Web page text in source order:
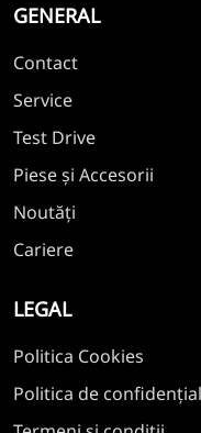
GENERAL
Contact
Service
Test Drive
Piese și Accesorii
Noutăți
Cariere
LEGAL
Politica Cookies
Politica de